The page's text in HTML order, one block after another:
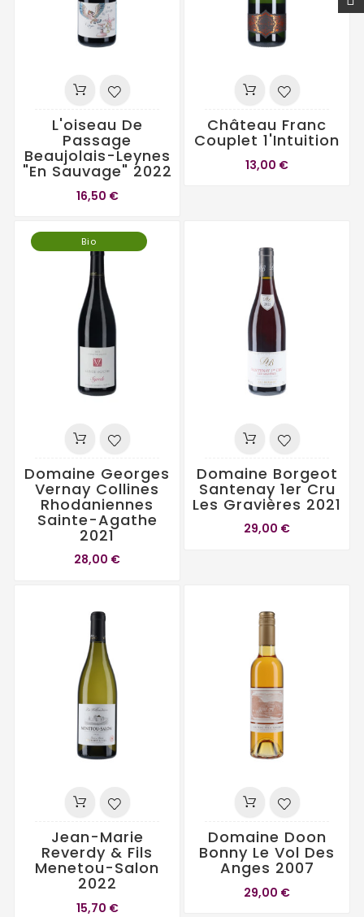
L'oiseau De
Passage
Beaujolais-Leynes
"En Sauvage" 2022
16,50 €
Château Franc
Couplet 1'intuition
13,00 €
Bio
Domaine Georges
Vernay Collines
Rhodaniennes
Sainte-Agathe
2021
28,00 €
Domaine Borgeot
Santenay 1er Cru
Les Gravières 2021
29,00 €
Jean-Marie
Reverdy & Fils
Menetou-Salon
2022
15,70 €
Domaine Doon
Bonny Le Vol Des
Anges 2007
29,00 €